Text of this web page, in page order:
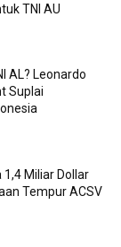
TNI AU
AL? Leonardo
Suplai
1,4 Miliar Dollar
Tempur ACSV